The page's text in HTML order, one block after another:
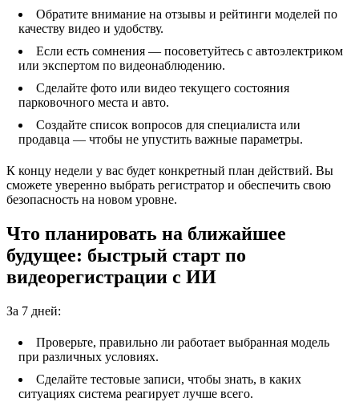
Обратите внимание на отзывы и рейтинги моделей по
качеству видео и удобству.
Если есть сомнения — посоветуйтесь с автоэлектриком
или экспертом по видеонаблюдению.
Сделайте фото или видео текущего состояния
парковочного места и авто.
Создайте список вопросов для специалиста или
продавца — чтобы не упустить важные параметры.
К концу недели у вас будет конкретный план действий. Вы
сможете уверенно выбрать регистратор и обеспечить свою
безопасность на новом уровне.
Что планировать на ближайшее
будущее: быстрый старт по
видеорегистрации с ИИ
За 7 дней:
Проверьте, правильно ли работает выбранная модель
при различных условиях.
Сделайте тестовые записи, чтобы знать, в каких
ситуациях система реагирует лучше всего.